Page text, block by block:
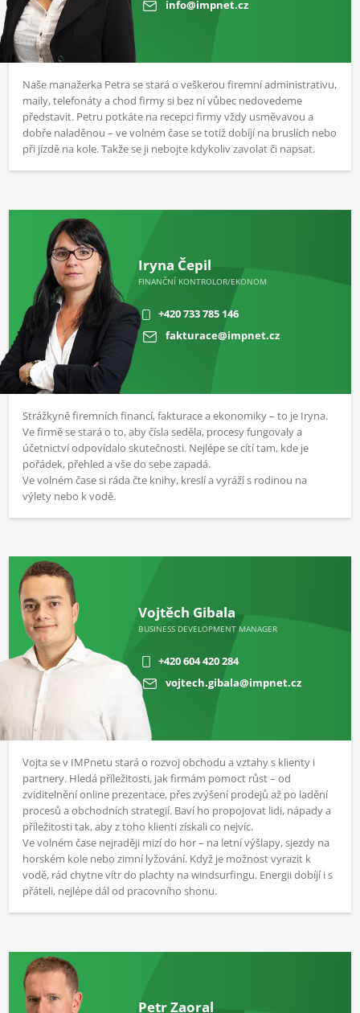
info@impnet.cz
Naše manažerka Petra se stará o veškerou firemní administrativu,
maily, telefonáty a chod firmy si bez ní vůbec nedovedeme
představit. Petru potkáte na recepci firmy vždy usměvavou a
dobře naladěnou – ve volném čase se totiž dobíjí na bruslích nebo
při jízdě na kole. Takže se ji nebojte kdykoliv zavolat či napsat.
Iryna Čepil
FINANČNÍ KONTROLOR/EKONOM
+420 733 785 146
fakturace@impnet.cz
Strážkyně firemních financí, fakturace a ekonomiky – to je Iryna.
Ve firmě se stará o to, aby čísla seděla, procesy fungovaly a
účetnictví odpovídalo skutečnosti. Nejlépe se cítí tam, kde je
pořádek, přehled a vše do sebe zapadá.
Ve volném čase si ráda čte knihy, kreslí a vyráží s rodinou na
výlety nebo k vodě.
Vojtěch Gibala
BUSINESS DEVELOPMENT MANAGER
+420 604 420 284
vojtech.gibala@impnet.cz
Vojta se v IMPnetu stará o rozvoj obchodu a vztahy s klienty i
partnery. Hledá příležitosti, jak firmám pomoct růst – od
zviditelnění online prezentace, přes zvýšení prodejů až po ladění
procesů a obchodních strategií. Baví ho propojovat lidi, nápady a
příležitosti tak, aby z toho klienti získali co nejvíc.
Ve volném čase nejraději mizí do hor – na letní výšlapy, sjezdy na
horském kole nebo zimní lyžování. Když je možnost vyrazit k
vodě, rád chytne vítr do plachty na windsurfingu. Energii dobíjí i s
přáteli, nejlépe dál od pracovního shonu.
Petr Zaoral